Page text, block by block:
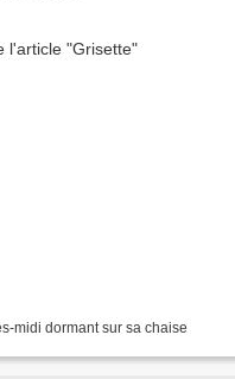
midi dormant sur sa chaise